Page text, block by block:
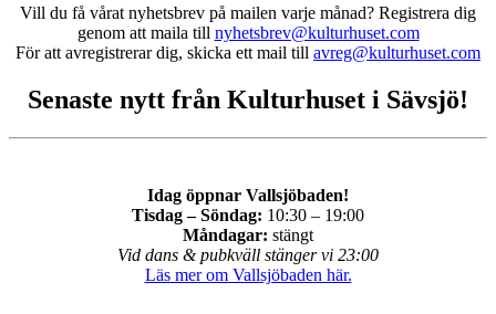
Vill du få vårat nyhetsbrev på mailen varje månad? Registrera dig
genom att maila till nyhetsbrev@kulturhuset.com
För att avregistrerar dig, skicka ett mail till avreg@kulturhuset.com
Senaste nytt från Kulturhuset i Sävsjö!
Idag öppnar Vallsjöbaden!
Tisdag – Söndag: 10:30 – 19:00
Måndagar: stängt
Vid dans & pubkväll stänger vi 23:00
Läs mer om Vallsjöbaden här.